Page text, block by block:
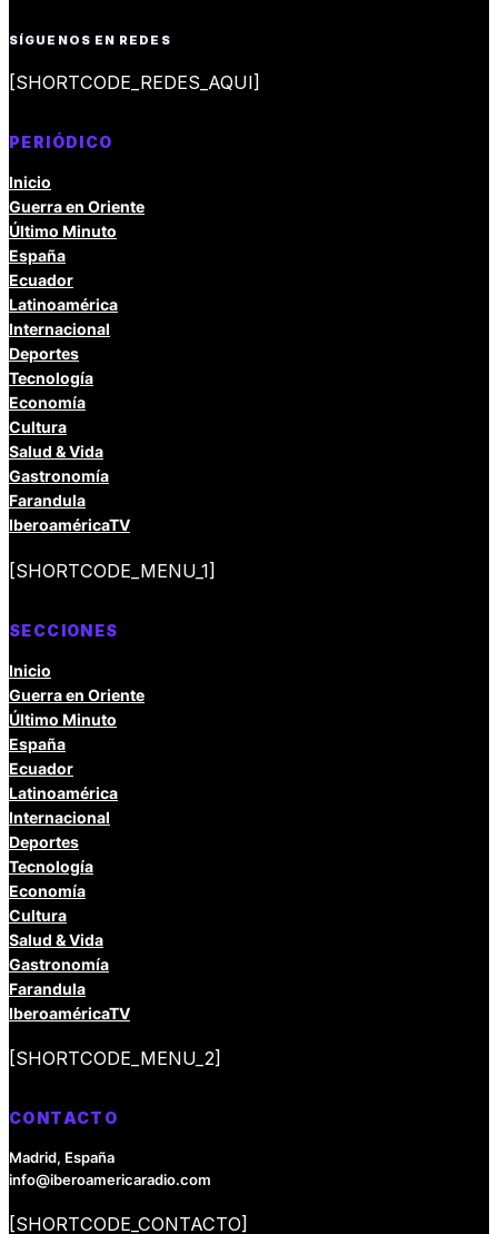
SÍGUENOS EN REDES
[SHORTCODE_REDES_AQUI]
PERIÓDICO
Inicio
Guerra en Oriente
Último Minuto
España
Ecuador
Latinoamérica
Internacional
Deportes
Tecnología
Economía
Cultura
Salud & Vida
Gastronomía
Farandula
IberoaméricaTV
[SHORTCODE_MENU_1]
SECCIONES
Inicio
Guerra en Oriente
Último Minuto
España
Ecuador
Latinoamérica
Internacional
Deportes
Tecnología
Economía
Cultura
Salud & Vida
Gastronomía
Farandula
IberoaméricaTV
[SHORTCODE_MENU_2]
CONTACTO
Madrid, España
info@iberoamericaradio.com
[SHORTCODE_CONTACTO]